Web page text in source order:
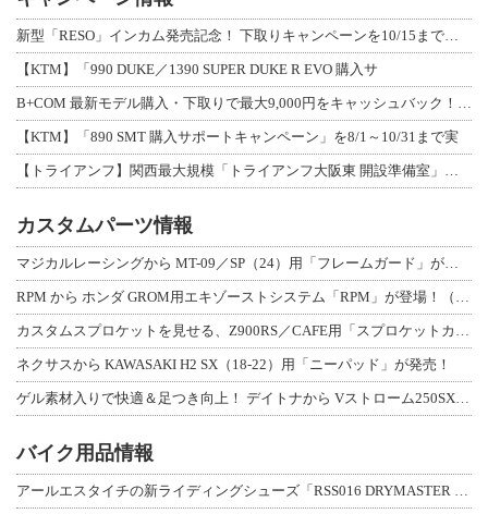
【KTM】「990 DUKE／1390 SUPER DUKE R EVO 購入サ
【KTM】「890 SMT 購入サポートキャンペーン」を8/1～10/31まで実
カスタムパーツ情報
ネクサスから KAWASAKI H2 SX（18-22）用「ニーパッド」が発売！
バイク用品情報